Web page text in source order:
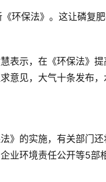
环保法》。这让磷复
示，在《环保法》提
意见，大气十条发布
的实施，有关部门还
业环境责任公开等5